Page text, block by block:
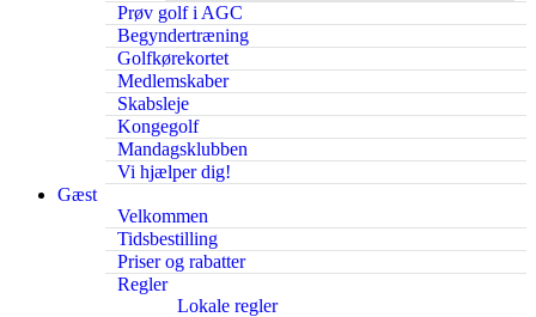
Prøv golf i AGC
Begyndertræning
Golfkørekortet
Medlemskaber
Skabsleje
Kongegolf
Mandagsklubben
Vi hjælper dig!
Gæst
Velkommen
Tidsbestilling
Priser og rabatter
Regler
Lokale regler